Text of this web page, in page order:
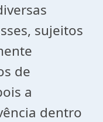
sujeitos
de
a
dentro